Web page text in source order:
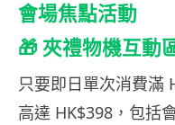
會場焦點活動
🎁 夾禮物機互動
只要即日單次消費滿
高達 HK$398，包括